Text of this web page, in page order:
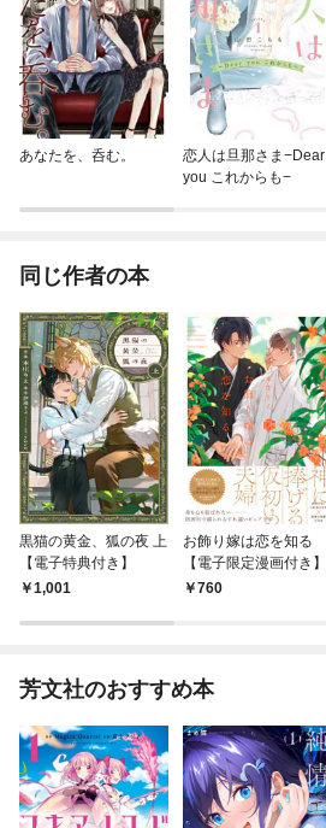
あなたを、呑む。
恋人は旦那さま−Dear
you これからも−
同じ作者の本
黒猫の黄金、狐の夜 上
【電子特典付き】
1,001
お飾り嫁は恋を知る
【電子限定漫画付き】
760
芳文社のおすすめ本